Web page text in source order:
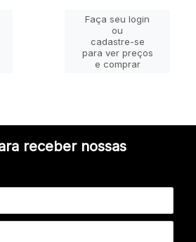
Faça seu login
ou
cadastre-se
para ver preços
e comprar
receber nossas